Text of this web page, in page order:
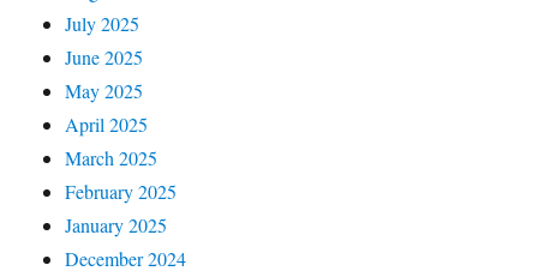
July 2025
June 2025
May 2025
April 2025
March 2025
February 2025
January 2025
December 2024